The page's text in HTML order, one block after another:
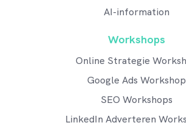
AI-information
Workshops
Online Strategie
Google Ads Workshop
SEO Workshops
LinkedIn Adverteren